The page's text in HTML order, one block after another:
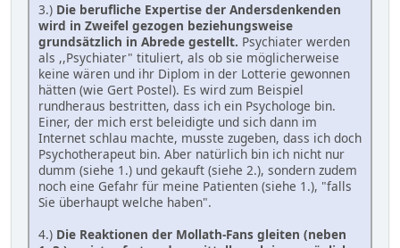
3.) Die berufliche Expertise der Andersdenkenden
wird in Zweifel gezogen beziehungsweise
grundsätzlich in Abrede gestellt. Psychiater werden
als ,,Psychiater" tituliert, als ob sie möglicherweise
keine wären und ihr Diplom in der Lotterie gewonnen
hätten (wie Gert Postel). Es wird zum Beispiel
rundheraus bestritten, dass ich ein Psychologe bin.
Einer, der mich erst beleidigte und sich dann im
Internet schlau machte, musste zugeben, dass ich doch
Psychotherapeut bin. Aber natürlich bin ich nicht nur
dumm (siehe 1.) und gekauft (siehe 2.), sondern zudem
noch eine Gefahr für meine Patienten (siehe 1.), "falls
Sie überhaupt welche haben".
4.) Die Reaktionen der Mollath-Fans gleiten (neben